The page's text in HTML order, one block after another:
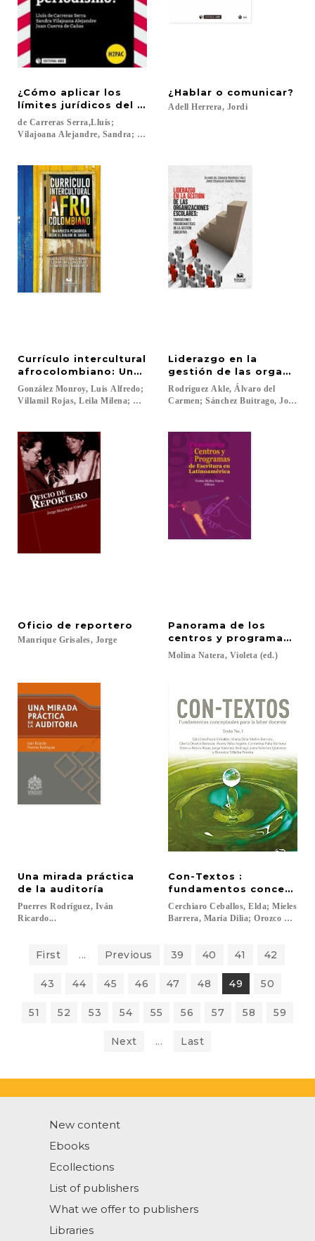
¿Cómo aplicar los
límites jurídicos del periodismo?
de Carreras Serra,Lluís;
Vilajoana Alejandre, Sandra; Cuerva de Cañas, Juan...
¿Hablar o comunicar?
Adell Herrera, Jordi
Currículo intercultural
afrocolombiano: Una apuesta pedagógica desde
González Monroy, Luis Alfredo;
Villamil Rojas, Leila Milena; Villafana Ariza, Liliana Esther...
Liderazgo en la
gestión de las
Rodríguez Akle, Álvaro del
Carmen; Sánchez Buitrago, Jorge
Oficio de reportero
Manrique Grisales, Jorge
Panorama de los
centros y programas de
Molina Natera, Violeta (ed.)
Una mirada práctica
de la auditoría
Puerres Rodríguez, Iván
Ricardo...
Con-Textos :
fundamentos
Cerchiaro Ceballos, Elda; Mieles
Barrera, María Dilia; Orozco
First ... Previous 39 40 41 42
43 44 45 46 47 48 49 50
51 52 53 54 55 56 57 58 59
Next ... Last
New content
Ebooks
Ecollections
List of publishers
What we offer to publishers
Libraries